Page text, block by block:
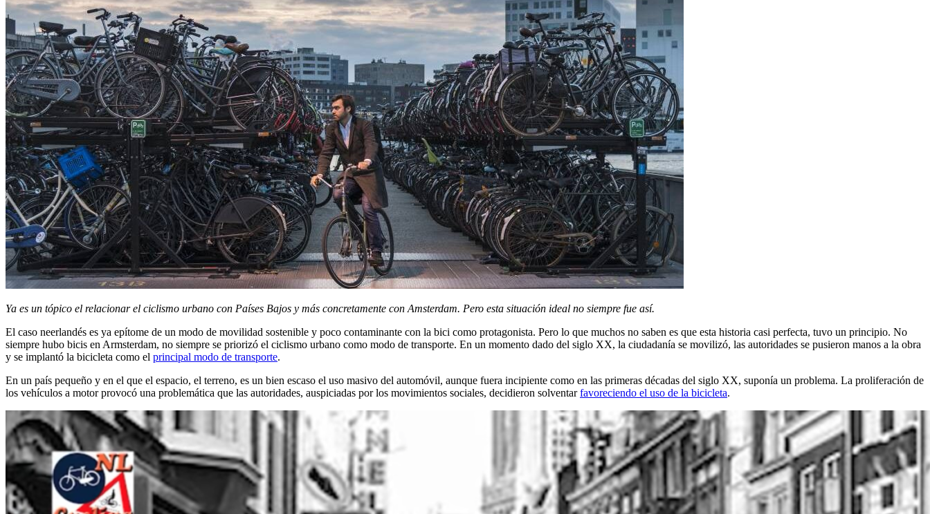
Ya es un tópico el relacionar el ciclismo urbano con Países Bajos y más concretamente con Amsterdam. Pero esta situación ideal no siempre fue así.
El caso neerlandés es ya epítome de un modo de movilidad sostenible y poco contaminante con la bici como protagonista. Pero lo que muchos no saben es que esta historia casi perfecta, tuvo un principio. No
siempre hubo bicis en Armsterdam, no siempre se priorizó el ciclismo urbano como modo de transporte. En un momento dado del siglo XX, la ciudadanía se movilizó, las autoridades se pusieron manos a la obra
y se implantó la bicicleta como el principal modo de transporte.
En un país pequeño y en el que el espacio, el terreno, es un bien escaso el uso masivo del automóvil, aunque fuera incipiente como en las primeras décadas del siglo XX, suponía un problema. La proliferación de
los vehículos a motor provocó una problemática que las autoridades, auspiciadas por los movimientos sociales, decidieron solventarfavoreciendo el uso de la bicicleta.